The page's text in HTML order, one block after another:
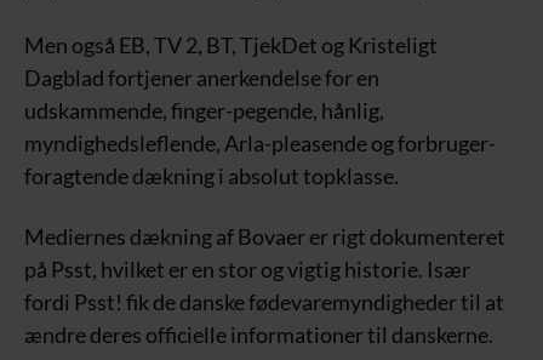
Men også EB, TV 2, BT, TjekDet og Kristeligt
Dagblad fortjener anerkendelse for en
udskammende, finger-pegende, hånlig,
myndighedsleflende, Arla-pleasende og forbruger-
foragtende dækning i absolut topklasse.
Mediernes dækning af Bovaer er rigt dokumenteret
på Psst, hvilket er en stor og vigtig historie. Især
fordi Psst! fik de danske fødevaremyndigheder til at
ændre deres officielle informationer til danskerne.